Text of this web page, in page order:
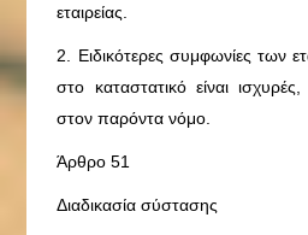
εταιρείας.
2. Ειδικότερες συμφωνίες των
στο καταστατικό είναι
στον παρόντα νόμο.
Άρθρο 51
Διαδικασία σύστασης